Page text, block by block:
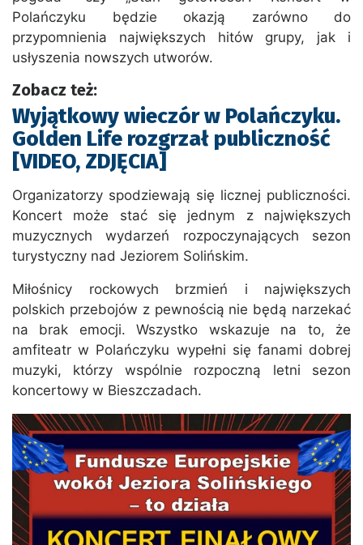
Polańczyku będzie okazją zarówno do
przypomnienia największych hitów grupy, jak i
usłyszenia nowszych utworów.
Zobacz też:
Wyjątkowy wieczór w Polańczyku.
Golden Life rozgrzał publiczność
[VIDEO, ZDJĘCIA]
Organizatorzy spodziewają się licznej publiczności.
Koncert może stać się jednym z największych
muzycznych wydarzeń rozpoczynających sezon
turystyczny nad Jeziorem Solińskim.
Miłośnicy rockowych brzmień i największych
polskich przebojów z pewnością nie będą narzekać
na brak emocji. Wszystko wskazuje na to, że
amfiteatr w Polańczyku wypełni się fanami dobrej
muzyki, którzy wspólnie rozpoczną letni sezon
koncertowy w Bieszczadach.